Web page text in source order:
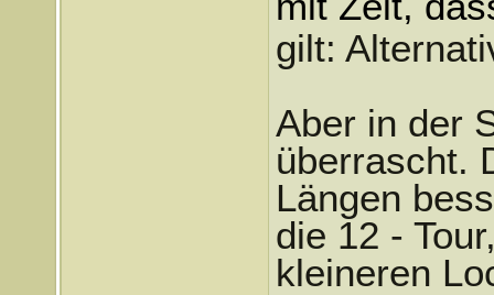
gilt:
Aber in der
überrascht.
Längen
die 12 -
kleineren